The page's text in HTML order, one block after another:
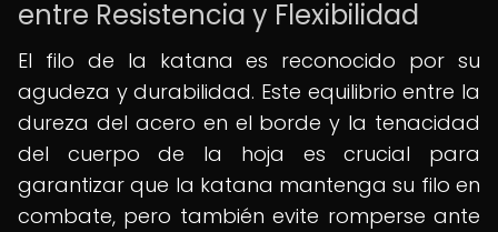
entre Resistencia y Flexibilidad
El filo de la katana es reconocido por su
agudeza y durabilidad. Este equilibrio entre la
dureza del acero en el borde y la tenacidad
del cuerpo de la hoja es crucial para
garantizar que la katana mantenga su filo en
combate, pero también evite romperse ante